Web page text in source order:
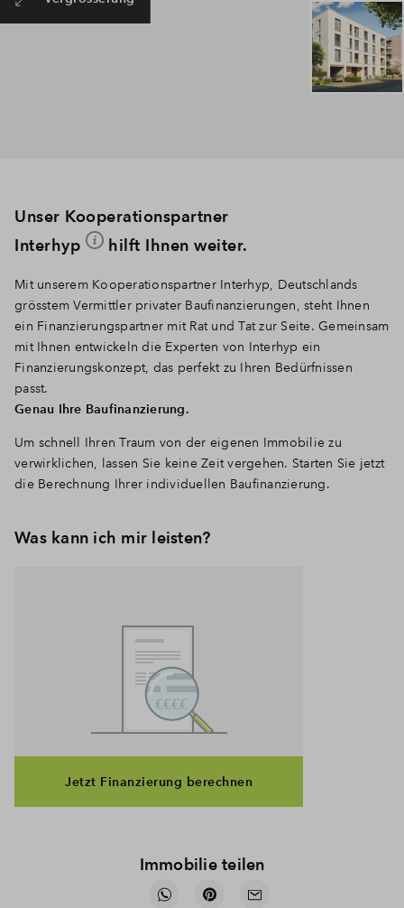
Unser Kooperationspartner
Interhyp
hilft Ihnen weiter.
Mit unserem Kooperationspartner Interhyp, Deutschlands
grösstem Vermittler privater Baufinanzierungen, steht Ihnen
ein Finanzierungspartner mit Rat und Tat zur Seite. Gemeinsam
mit Ihnen entwickeln die Experten von Interhyp ein
Finanzierungskonzept, das perfekt zu Ihren Bedürfnissen
passt.
Genau Ihre Baufinanzierung.
Um schnell Ihren Traum von der eigenen Immobilie zu
verwirklichen, lassen Sie keine Zeit vergehen. Starten Sie jetzt
die Berechnung Ihrer individuellen Baufinanzierung.
Was kann ich mir leisten?
Jetzt Finanzierung berechnen
Immobilie teilen